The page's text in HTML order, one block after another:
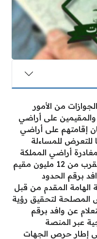
من الأمور
والمقيمين على أراضي
إقامتهم على أراضي
للتعرض للمساءلة
أراضي المملكة
للابد، حيث تحتضن المملكة ما يقرب من 12 مليون مقيم
برقم الحدود
الهامة المقدم من قبل
لتحقيق رؤية
الاستعلام عن وافد برقم
عبر المنصة
في إطار حرص الجهات